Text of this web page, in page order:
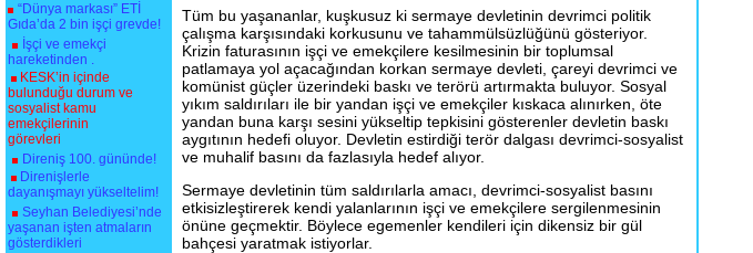
“Dünya markası” ETİ
Gıda’da 2 bin işçi grevde!
İşçi ve emekçi
hareketinden .
KESK’in içinde
bulunduğu durum ve
sosyalist kamu
emekçilerinin
görevleri
Direniş 100. gününde!
Direnişlerle
dayanışmayı yükseltelim!
Seyhan Belediyesi’nde
yaşanan işten atmaların
gösterdikleri
Tüm bu yaşananlar, kuşkusuz ki sermaye devletinin devrimci politik
çalışma karşısındaki korkusunu ve tahammülsüzlüğünü gösteriyor.
Krizin faturasının işçi ve emekçilere kesilmesinin bir toplumsal
patlamaya yol açacağından korkan sermaye devleti, çareyi devrimci ve
komünist güçler üzerindeki baskı ve terörü artırmakta buluyor. Sosyal
yıkım saldırıları ile bir yandan işçi ve emekçiler kıskaca alınırken, öte
yandan buna karşı sesini yükseltip tepkisini gösterenler devletin baskı
aygıtının hedefi oluyor. Devletin estirdiği terör dalgası devrimci-sosyalist
ve muhalif basını da fazlasıyla hedef alıyor.
Sermaye devletinin tüm saldırılarla amacı, devrimci-sosyalist basını
etkisizleştirerek kendi yalanlarının işçi ve emekçilere sergilenmesinin
önüne geçmektir. Böylece egemenler kendileri için dikensiz bir gül
bahçesi yaratmak istiyorlar.